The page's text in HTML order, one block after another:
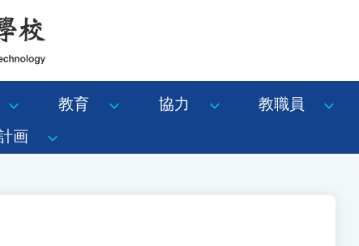
教育 協力 教職員
画